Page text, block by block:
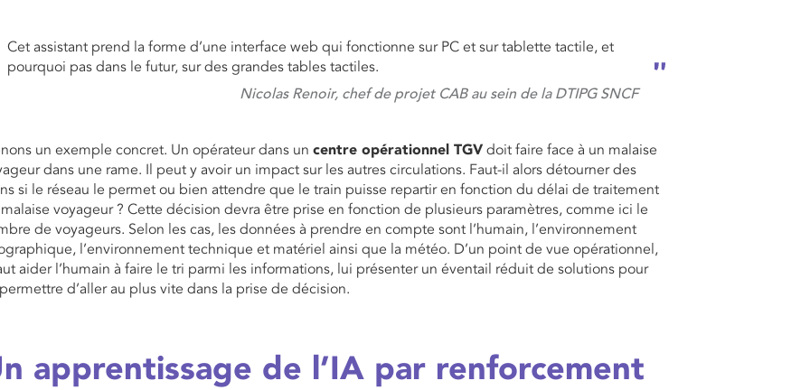
Cet assistant prend la forme d’une interface web qui fonctionne sur PC et sur tablette tactile, et
pourquoi pas dans le futur, sur des grandes tables tactiles.
Nicolas Renoir, chef de projet CAB au sein de la DTIPG SNCF
un exemple concret. Un opérateur dans un centre opérationnel TGV doit faire face à un malaise
dans une rame. Il peut y avoir un impact sur les autres circulations. Faut-il alors détourner des
si le réseau le permet ou bien attendre que le train puisse repartir en fonction du délai de traitement
voyageur ? Cette décision devra être prise en fonction de plusieurs paramètres, comme ici le
de voyageurs. Selon les cas, les données à prendre en compte sont l’humain, l’environnement
l’environnement technique et matériel ainsi que la météo. D’un point de vue opérationnel,
aider l’humain à faire le tri parmi les informations, lui présenter un éventail réduit de solutions pour
d’aller au plus vite dans la prise de décision.
apprentissage de l’IA par renforcement